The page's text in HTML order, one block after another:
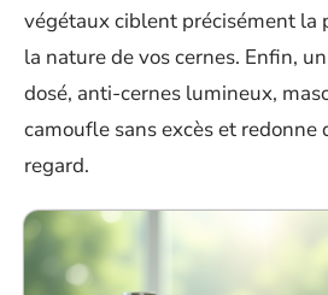
végétaux ciblent précisément la
la nature de vos cernes. Enfin,
dosé, anti-cernes lumineux,
camoufle sans excès et redonne
regard.